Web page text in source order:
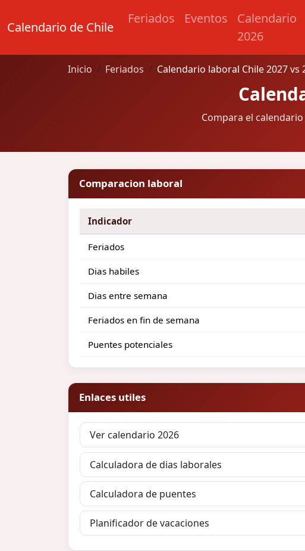
Calendario de Chile
Feriados Eventos
Calendario
2026
Inicio Feriados Calendario laboral Chile 2027 vs
Compara el
Comparacion laboral
Indicador
Feriados
Dias habiles
Dias entre semana
Feriados en fin de semana
Puentes potenciales
Enlaces utiles
Ver calendario 2026
Calculadora de dias laborales
Calculadora de puentes
Planificador de vacaciones